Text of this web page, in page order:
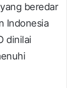
beredar
Indonesia
dinilai